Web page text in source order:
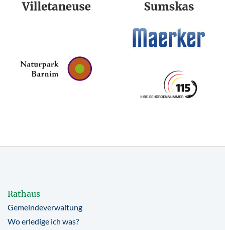
Rathaus
Gemeindeverwaltung
Wo erledige ich was?